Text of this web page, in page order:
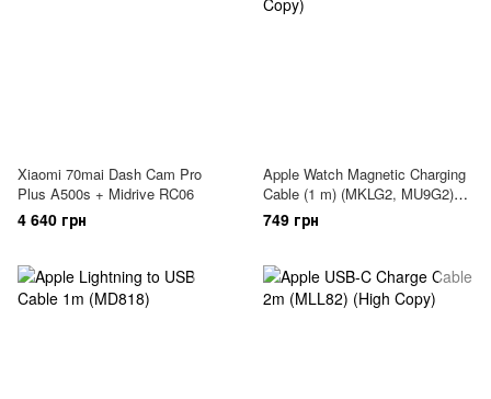
Xiaomi 70mai Dash Cam Pro
Plus A500s + Midrive RC06
4 640 грн
Apple Watch Magnetic Charging
Cable (1 m) (MKLG2, MU9G2)
(High Copy)
749 грн